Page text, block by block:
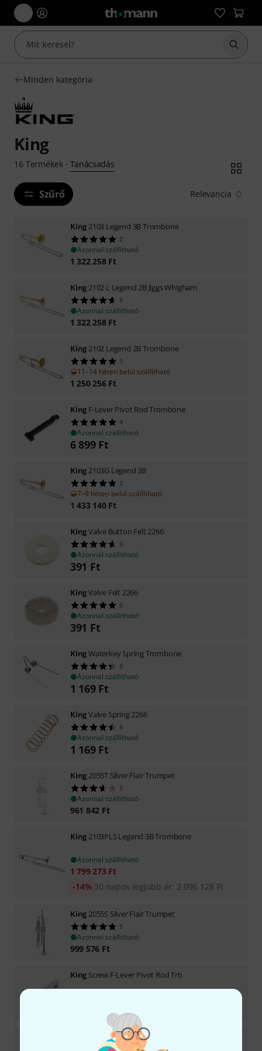
Minden kategória
King
16 Termékek· Tanácsadás
Szűrő Relevancia
King 2103 Legend 3B Trombone
2
Azonnal szállítható
1 322 258 Ft
King 2102 L Legend 2B Jiggs Whigham
8
Azonnal szállítható
1 322 258 Ft
King 2102 Legend 2B Trombone
1
11–14 héten belül szállítható
1 250 256 Ft
King F-Lever Pivot Rod Trombone
4
Azonnal szállítható
6 899 Ft
King 2103G Legend 3B
2
7–9 héten belül szállítható
1 433 140 Ft
KingValve Button Felt 2266
5
Azonnal szállítható
391 Ft
KingValve Felt 2266
6
Azonnal szállítható
391 Ft
KingWaterkey Spring Trombone
8
Azonnal szállítható
1 169 Ft
KingValve Spring 2266
6
Azonnal szállítható
1 169 Ft
King 2055T Silver Flair Trumpet
5
Azonnal szállítható
961 842 Ft
King 2103PLS Legend 3B Trombone
Azonnal szállítható
1 799 273 Ft
30 napos legjobb ár: 2 096 128 Ft
-14%
King 2055S Silver Flair Trumpet
5
Azonnal szállítható
999 576 Ft
King Screw F-Lever Pivot Rod Trb
Valve Guide 2266
3